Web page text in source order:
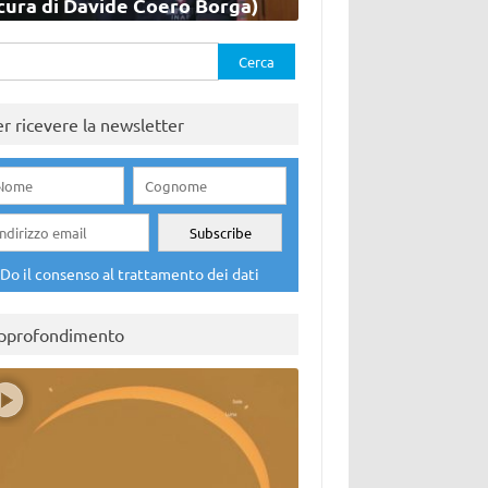
ricevere la newsletter
Do il consenso al trattamento dei dati